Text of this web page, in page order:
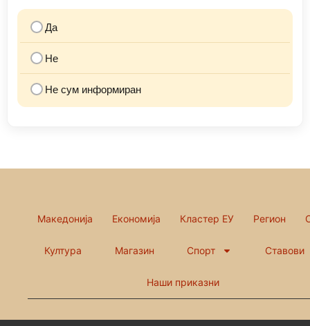
Да
Не
Не сум информиран
Македонија Економија Кластер ЕУ Регион
Култура Магазин Спорт Ставови
Наши приказни